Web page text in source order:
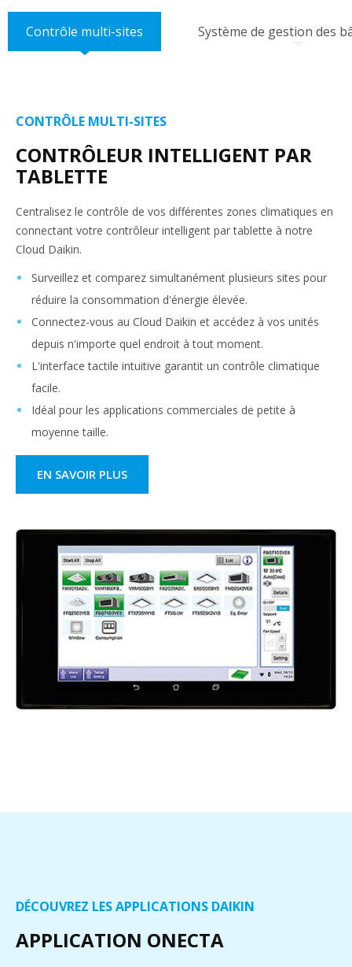
Contrôle multi-sites Système de gestion des
CONTRÔLE MULTI-SITES
CONTRÔLEUR INTELLIGENT PAR
TABLETTE
Centralisez le contrôle de vos différentes zones climatiques en
connectant votre contrôleur intelligent par tablette à notre
Cloud Daikin.
Surveillez et comparez simultanément plusieurs sites pour
réduire la consommation d'énergie élevée.
Connectez-vous au Cloud Daikin et accédez à vos unités
depuis n'importe quel endroit à tout moment.
L'interface tactile intuitive garantit un contrôle climatique
facile.
Idéal pour les applications commerciales de petite à
moyenne taille.
EN SAVOIR PLUS
DÉCOUVREZ LES APPLICATIONS DAIKIN
APPLICATION ONECTA